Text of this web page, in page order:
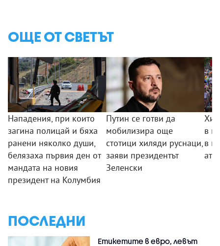
ОЩЕ ОТ СВЕТЪТ
Нападения, при които
загина полицай и бяха
ранени няколко души,
белязаха първия ден от
мандата на новия
президент на Колумбия
Путин се готви да
мобилизира още
стотици хиляди руснаци,
заяви президентът
Зеленски
в
в
ПОСЛЕДНИ
Етикетите в евро, левът